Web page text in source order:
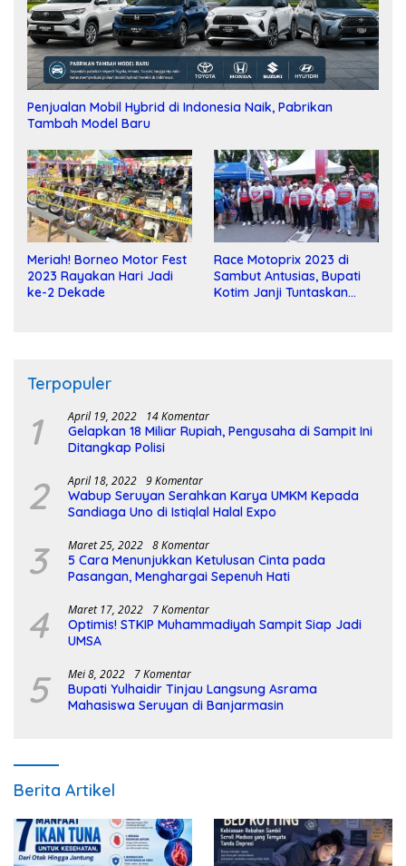
Penjualan Mobil Hybrid di Indonesia Naik, Pabrikan
Tambah Model Baru
Meriah! Borneo Motor Fest
2023 Rayakan Hari Jadi
ke-2 Dekade
Race Motoprix 2023 di
Sambut Antusias, Bupati
Kotim Janji Tuntaskan
Terpopuler
1 April 19, 2022 14 Komentar
Gelapkan 18 Miliar Rupiah, Pengusaha di Sampit Ini
Ditangkap Polisi
2 April 18, 2022 9 Komentar
Wabup Seruyan Serahkan Karya UMKM Kepada
Sandiaga Uno di Istiqlal Halal Expo
3 Maret 25, 2022 8 Komentar
5 Cara Menunjukkan Ketulusan Cinta pada
Pasangan, Menghargai Sepenuh Hati
4 Maret 17, 2022 7 Komentar
Optimis! STKIP Muhammadiyah Sampit Siap Jadi
UMSA
5 Mei 8, 2022 7 Komentar
Bupati Yulhaidir Tinjau Langsung Asrama
Mahasiswa Seruyan di Banjarmasin
Berita Artikel